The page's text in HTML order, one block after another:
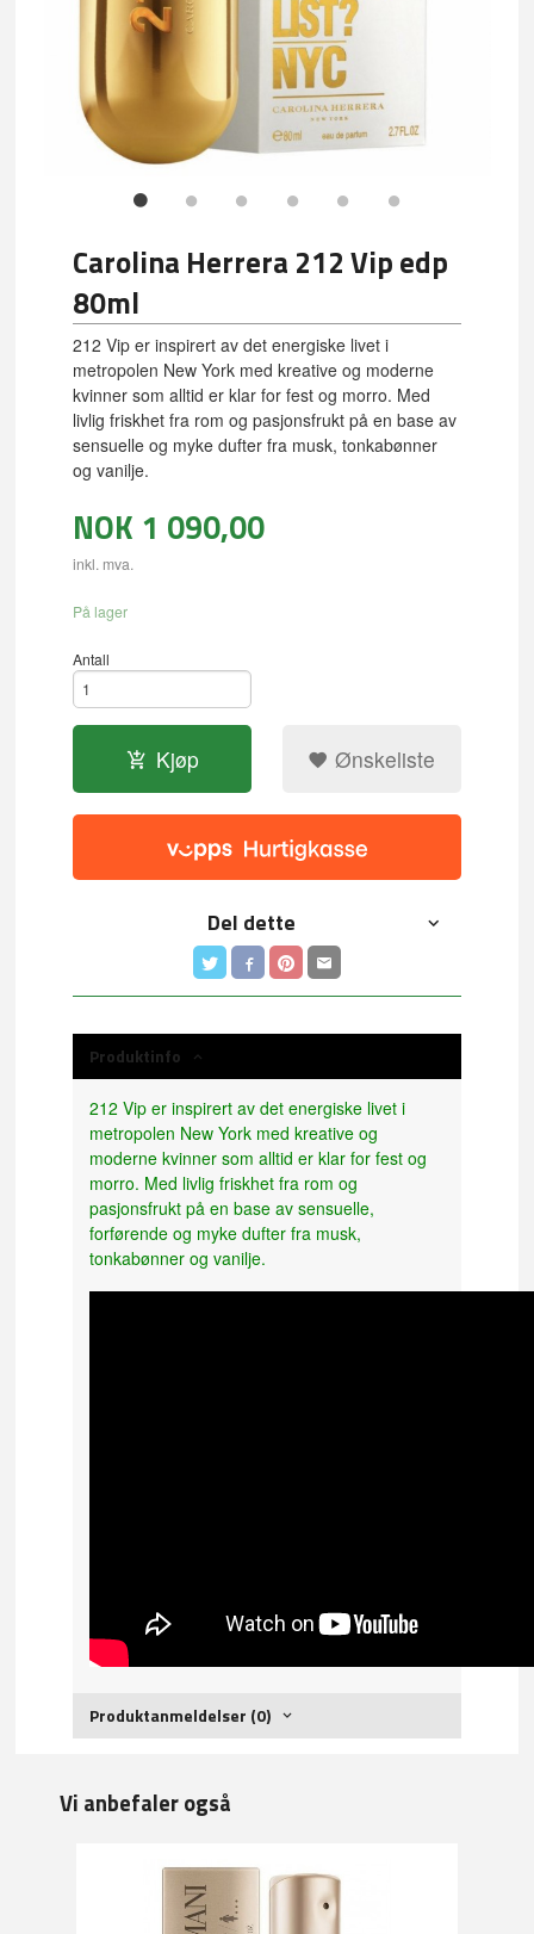
Carolina Herrera 212 Vip edp
80ml
212 Vip er inspirert av det energiske livet i
metropolen New York med kreative og moderne
kvinner som alltid er klar for fest og morro. Med
livlig friskhet fra rom og pasjonsfrukt på en base av
sensuelle og myke dufter fra musk, tonkabønner
og vanilje.
NOK 1 090,00
inkl. mva.
På lager
Antall
Kjøp Ønskeliste
Del dette
Produktinfo
212 Vip er inspirert av det energiske livet i
metropolen New York med kreative og
moderne kvinner som alltid er klar for fest og
morro. Med livlig friskhet fra rom og
pasjonsfrukt på en base av sensuelle,
forførende og myke dufter fra musk,
tonkabønner og vanilje.
Produktanmeldelser (0)
Vi anbefaler også